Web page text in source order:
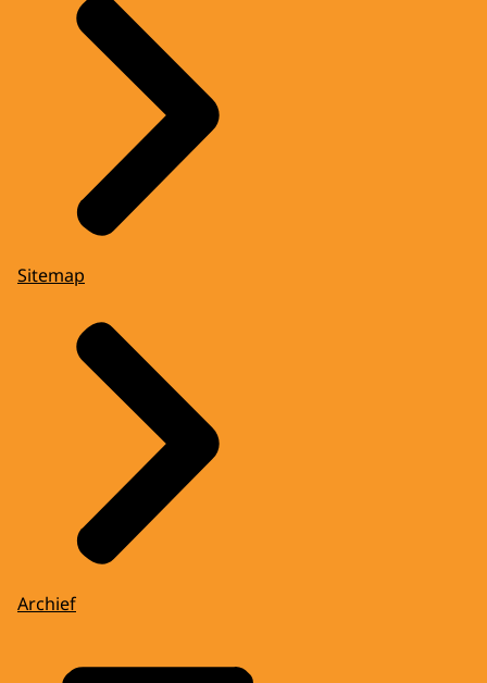
Sitemap
Archief